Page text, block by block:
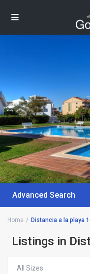
Advanced Search
Home Distancia a la playa
Listings in
All Sizes